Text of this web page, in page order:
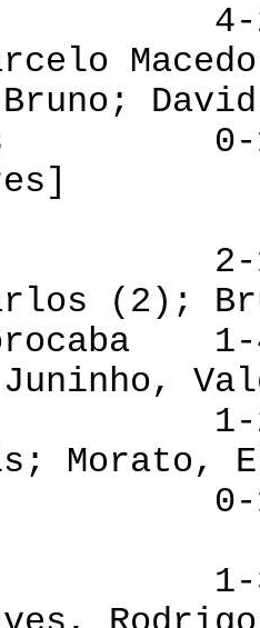
4-2
0-1
2-1
(2);
Juninho,
1-2
Morato,
0-1
1-3